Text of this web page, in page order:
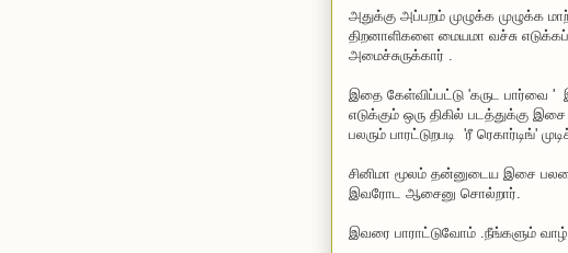
அதுக்கு அப்பறம் முழுக்க முழுக்க
திறனாளிகளை மையமா வச்சு
அமைச்சுருக்கார் .
இதை கேள்விப்பட்டு 'கருட பார்வை
எடுக்கும் ஒரு திகில் படத்துக்கு
பலரும் பாரட்டுறபடி 'ரீ ரெகார்டிங்'
சினிமா மூலம் தன்னுடைய இசை
இவரோட ஆசைனு சொல்றார்.
இவரை பாராட்டுவோம் .நீங்களும்